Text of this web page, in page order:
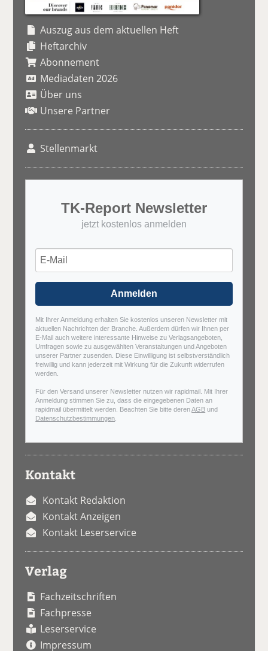
Auszug aus dem aktuellen Heft
Heftarchiv
Abonnement
Mediadaten 2026
Über uns
Unsere Partner
Stellenmarkt
TK-Report Newsletter
jetzt kostenlos anmelden
Anmelden
Mit Ihrer Anmeldung erhalten Sie kostenlos unseren Newsletter mit
aktuellen Nachrichten der Branche. Außerdem dürfen wir Ihnen per
E-Mail auch weitere interessante Hinweise zu Verlagsangeboten,
Umfragen sowie zu ausgewählten Veranstaltungen und Angeboten
unserer Partner zusenden. Diese Einwilligung ist selbstverständlich
freiwillig und kann jederzeit mit Wirkung für die Zukunft widerrufen
werden.
Für den Versand unserer Newsletter nutzen wir rapidmail. Mit Ihrer
Anmeldung stimmen Sie zu, dass die eingegebenen Daten an
rapidmail übermittelt werden. Beachten Sie bitte derenAGB und
Datenschutzbestimmungen
Kontakt
Kontakt Redaktion
Kontakt Anzeigen
Kontakt Leserservice
Verlag
Fachzeitschriften
Fachpresse
Leserservice
Impressum